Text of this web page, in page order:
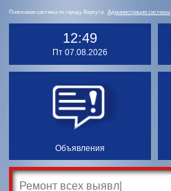
Поисковая система по городу Воркута. Администрация системы
12:49
Пт 07.08.2026
Объявления